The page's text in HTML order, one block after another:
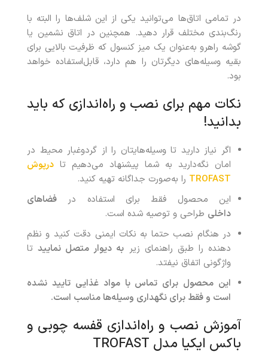
در تمامی اتاق‌ها می‌توانید یکی از این شلف‌ها را البته با
رنگ‌بندی مختلف قرار دهید. همچنین در اتاق نشمین یا
گوشه راهرو به‌عنوان یک میز کنسول که ظرفیت بالایی برای
بقیه وسیله‌های دیگرتان را هم دارد، قابل‌استفاده خواهد
بود.
نکات مهم برای نصب و راه‌اندازی که باید
بدانید!
اگر نیاز دارید تا وسیله‌هایتان را از گردوغبار محیط در
امان نگه‌دارید به شما پیشنهاد می‌دهیم تا درپوش
TROFAST را به‌صورت جداگانه تهیه کنید.
این محصول فقط برای استفاده در فضاهای
داخلی طراحی و توصیه شده است.
در هنگام نصب حتما به نکات ایمنی دقت کنید و نظم
دهنده را طبق راهنمای زیر به دیوار متصل نماییدتا
واژگونی اتفاق نیفتد.
این محصول برای تماس با مواد غذایی تایید نشده
است و فقط برای نگهداری وسیله‌ها مناسب است.
آموزش نصب و راه‌اندازی قفسه چوبی و
باکس ایکیا مدل TROFAST